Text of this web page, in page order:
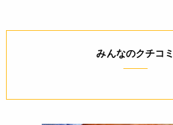
みんなのクチコミ